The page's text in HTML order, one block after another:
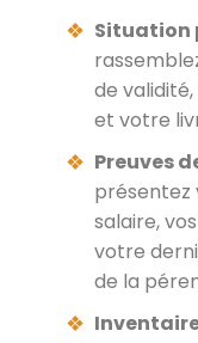
Situation
de
et votre
Preuves
présentez
salaire,
votre
de la